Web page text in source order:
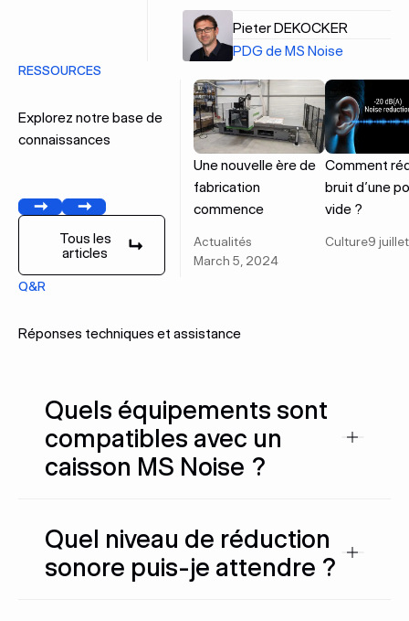
Pieter DEKOCKER
PDG de MS Noise
RESSOURCES
Explorez notre base de
connaissances
PrécédentSuivant
Tous les articles
Tous les
articles
Une nouvelle ère de
fabrication
commence
Actualités
March 5, 2024
Comment
bruit d’une
vide ?
Culture9
Q&R
Réponses techniques et assistance
Quels équipements sont
compatibles avec un
caisson MS Noise ?
Quel niveau de réduction
sonore puis-je attendre ?